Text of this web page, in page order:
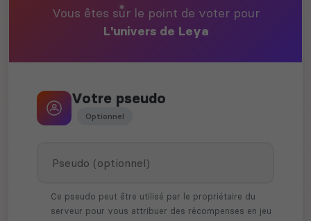
Vous êtes sur le point de voter pour
L'univers de Leya
Votre pseudo
Optionnel
Ce pseudo peut être utilisé par le propriétaire du
serveur pour vous attribuer des récompenses en jeu